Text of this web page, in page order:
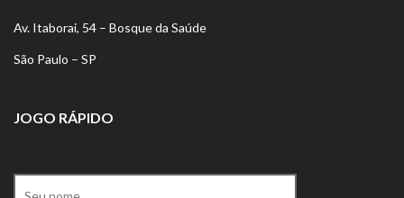
Av. Itaborai, 54 – Bosque da Saúde
São Paulo – SP
JOGO RÁPIDO